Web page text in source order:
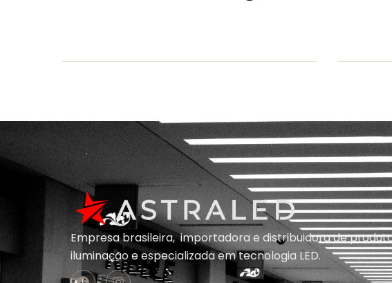
Empresa brasileira, importadora e distribuidora de
iluminação eespecializada emtecnologia LED.